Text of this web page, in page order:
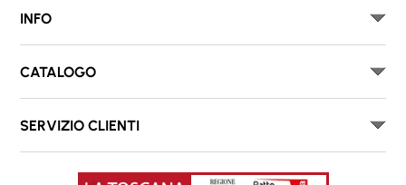
INFO
CATALOGO
SERVIZIO CLIENTI